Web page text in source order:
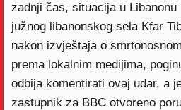
zadnji čas, situacija u
južnog libanonskog sela Kfar
nakon izvještaja o
prema lokalnim medijima,
odbija komentirati ovaj udar, a
zastupnik za BBC otvoreno